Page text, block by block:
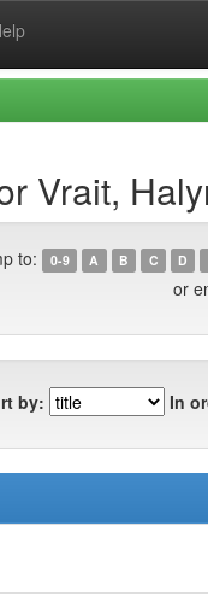
Vrait,
to: 0-9 A B C D
or
by: In